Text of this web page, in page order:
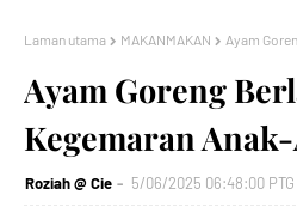
Laman utama MAKANMAKAN Ayam
Ayam Goreng
Kegemaran
Roziah @ Cie 5/06/2025 06:48:00 PTG